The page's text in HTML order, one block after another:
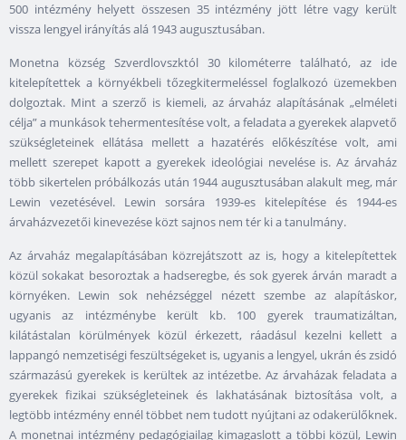
500 intézmény helyett összesen 35 intézmény jött létre vagy került
vissza lengyel irányítás alá 1943 augusztusában.
Monetna község Szverdlovszktól 30 kilométerre található, az ide
kitelepítettek a környékbeli tőzegkitermeléssel foglalkozó üzemekben
dolgoztak. Mint a szerző is kiemeli, az árvaház alapításának „elméleti
célja” a munkások tehermentesítése volt, a feladata a gyerekek alapvető
szükségleteinek ellátása mellett a hazatérés előkészítése volt, ami
mellett szerepet kapott a gyerekek ideológiai nevelése is. Az árvaház
több sikertelen próbálkozás után 1944 augusztusában alakult meg, már
Lewin vezetésével. Lewin sorsára 1939-es kitelepítése és 1944-es
árvaházvezetői kinevezése közt sajnos nem tér ki a tanulmány.
Az árvaház megalapításában közrejátszott az is, hogy a kitelepítettek
közül sokakat besoroztak a hadseregbe, és sok gyerek árván maradt a
környéken. Lewin sok nehézséggel nézett szembe az alapításkor,
ugyanis az intézménybe került kb. 100 gyerek traumatizáltan,
kilátástalan körülmények közül érkezett, ráadásul kezelni kellett a
lappangó nemzetiségi feszültségeket is, ugyanis a lengyel, ukrán és zsidó
származású gyerekek is kerültek az intézetbe. Az árvaházak feladata a
gyerekek fizikai szükségleteinek és lakhatásának biztosítása volt, a
legtöbb intézmény ennél többet nem tudott nyújtani az odakerülőknek.
A monetnai intézmény pedagógiailag kimagaslott a többi közül, Lewin